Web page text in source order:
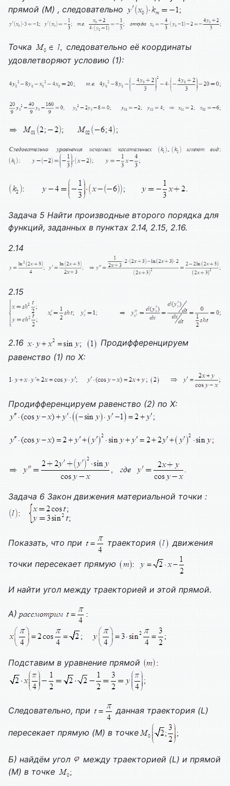
прямой (M) , следовательно
Точка
следовательно её координаты
удовлетворяют условию (1):
Задача 5 Найти производные второго порядка для
функций, заданных в пунктах 2.14, 2.15, 2.16.
2.14
2.15
2.16
Продифференцируем
равенство (1) по X:
Продифференцируем равенство (2) по X:
Задача 6 Закон движения материальной точки :
Показать, что при траектория движения
точки пересекает прямую
И найти угол между траекторией и этой прямой.
А)
Подставим в уравнение прямой
Следовательно, при данная траектория (L)
пересекает прямую (M) в точке
Б) найдём угол между траекторией (L) и прямой
(M) в точке